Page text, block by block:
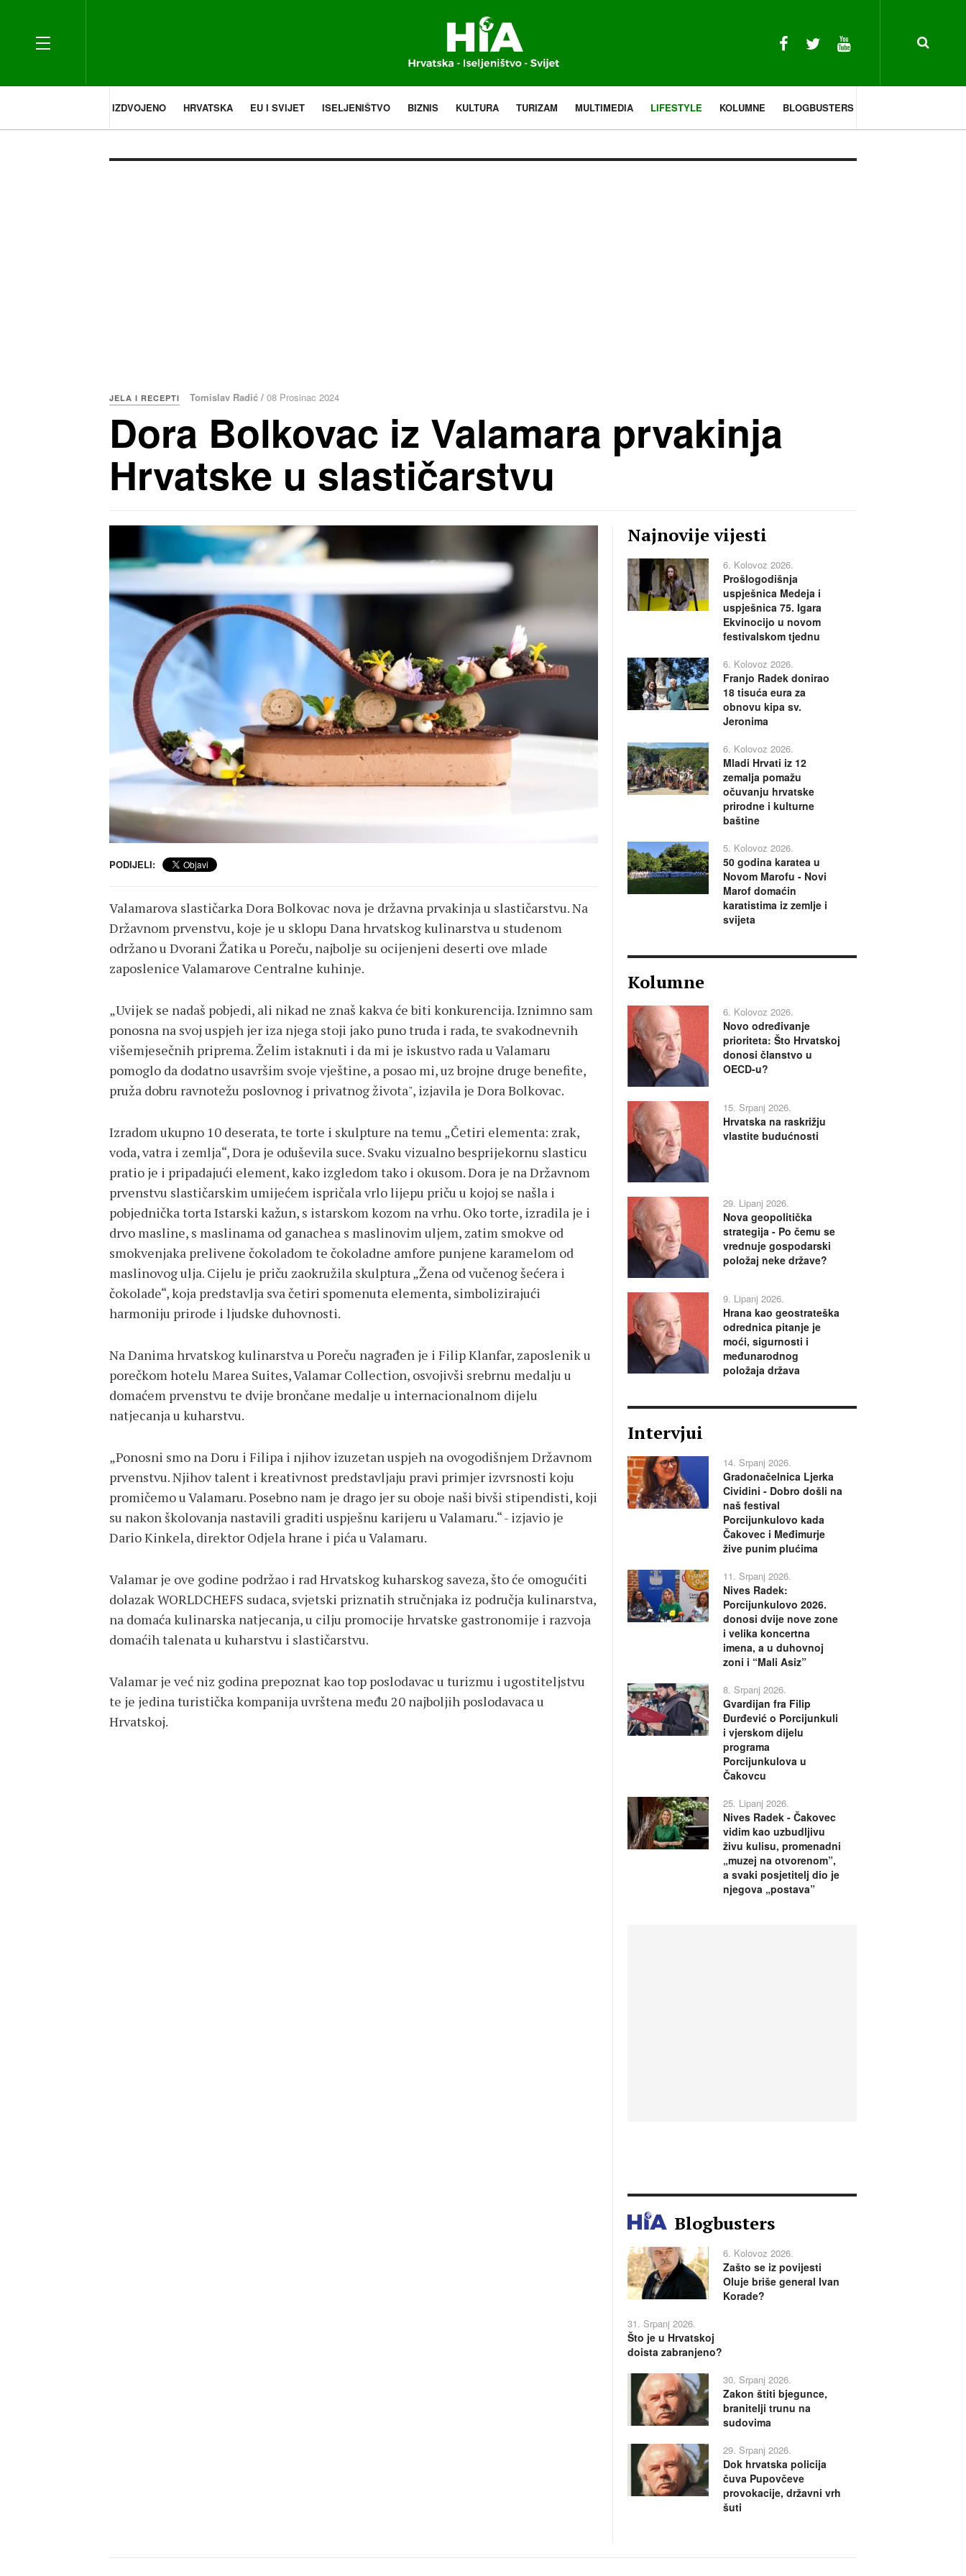
IZDVOJENO HRVATSKA EU I SVIJET ISELJENIŠTVO BIZNIS KULTURA TURIZAM MULTIMEDIA LIFESTYLE KOLUMNE BLOGBUSTERS
JELA I RECEPTI Tomislav Radić / 08 Prosinac 2024
Dora Bolkovac iz Valamara prvakinja
Hrvatske u slastičarstvu
PODIJELI:
Valamarova slastičarka Dora Bolkovac nova je državna prvakinja u slastičarstvu. Na
Državnom prvenstvu, koje je u sklopu Dana hrvatskog kulinarstva u studenom
održano u Dvorani Žatika u Poreču, najbolje su ocijenjeni deserti ove mlade
zaposlenice Valamarove Centralne kuhinje.
„Uvijek se nadaš pobjedi, ali nikad ne znaš kakva će biti konkurencija. Iznimno sam
ponosna na svoj uspjeh jer iza njega stoji jako puno truda i rada, te svakodnevnih
višemjesečnih priprema. Želim istaknuti i da mi je iskustvo rada u Valamaru
pomoglo da dodatno usavršim svoje vještine, a posao mi, uz brojne druge benefite,
pruža dobru ravnotežu poslovnog i privatnog života", izjavila je Dora Bolkovac.
Izradom ukupno 10 deserata, te torte i skulpture na temu „Četiri elementa: zrak,
voda, vatra i zemlja“, Dora je oduševila suce. Svaku vizualno besprijekornu slasticu
pratio je i pripadajući element, kako izgledom tako i okusom. Dora je na Državnom
prvenstvu slastičarskim umijećem ispričala vrlo lijepu priču u kojoj se našla i
pobjednička torta Istarski kažun, s istarskom kozom na vrhu. Oko torte, izradila je i
drvo masline, s maslinama od ganachea s maslinovim uljem, zatim smokve od
smokvenjaka prelivene čokoladom te čokoladne amfore punjene karamelom od
maslinovog ulja. Cijelu je priču zaokružila skulptura „Žena od vučenog šećera i
čokolade“, koja predstavlja sva četiri spomenuta elementa, simbolizirajući
harmoniju prirode i ljudske duhovnosti.
Na Danima hrvatskog kulinarstva u Poreču nagrađen je i Filip Klanfar, zaposlenik u
porečkom hotelu Marea Suites, Valamar Collection, osvojivši srebrnu medalju u
domaćem prvenstvu te dvije brončane medalje u internacionalnom dijelu
natjecanja u kuharstvu.
„Ponosni smo na Doru i Filipa i njihov izuzetan uspjeh na ovogodišnjem Državnom
prvenstvu. Njihov talent i kreativnost predstavljaju pravi primjer izvrsnosti koju
promičemo u Valamaru. Posebno nam je drago jer su oboje naši bivši stipendisti, koji
su nakon školovanja nastavili graditi uspješnu karijeru u Valamaru.“ - izjavio je
Dario Kinkela, direktor Odjela hrane i pića u Valamaru.
Valamar je ove godine podržao i rad Hrvatskog kuharskog saveza, što će omogućiti
dolazak WORLDCHEFS sudaca, svjetski priznatih stručnjaka iz područja kulinarstva,
na domaća kulinarska natjecanja, u cilju promocije hrvatske gastronomije i razvoja
domaćih talenata u kuharstvu i slastičarstvu.
Valamar je već niz godina prepoznat kao top poslodavac u turizmu i ugostiteljstvu
te je jedina turistička kompanija uvrštena među 20 najboljih poslodavaca u
Hrvatskoj.
Najnovije vijesti
6. Kolovoz 2026.
Prošlogodišnja
uspješnica Medeja i
uspješnica 75. Igara
Ekvinocijo u novom
festivalskom tjednu
6. Kolovoz 2026.
Franjo Radek donirao
18 tisuća eura za
obnovu kipa sv.
Jeronima
6. Kolovoz 2026.
Mladi Hrvati iz 12
zemalja pomažu
očuvanju hrvatske
prirodne i kulturne
baštine
5. Kolovoz 2026.
50 godina karatea u
Novom Marofu - Novi
Marof domaćin
karatistima iz zemlje i
svijeta
Kolumne
6. Kolovoz 2026.
Novo određivanje
prioriteta: Što Hrvatskoj
donosi članstvo u
OECD-u?
15. Srpanj 2026.
Hrvatska na raskrižju
vlastite budućnosti
29. Lipanj 2026.
Nova geopolitička
strategija - Po čemu se
vrednuje gospodarski
položaj neke države?
9. Lipanj 2026.
Hrana kao geostrateška
odrednica pitanje je
moći, sigurnosti i
međunarodnog
položaja država
Intervjui
14. Srpanj 2026.
Gradonačelnica Ljerka
Cividini - Dobro došli na
naš festival
Porcijunkulovo kada
Čakovec i Međimurje
žive punim plućima
11. Srpanj 2026.
Nives Radek:
Porcijunkulovo 2026.
donosi dvije nove zone
i velika koncertna
imena, a u duhovnoj
zoni i “Mali Asiz”
8. Srpanj 2026.
Gvardijan fra Filip
Đurđević o Porcijunkuli
i vjerskom dijelu
programa
Porcijunkulova u
Čakovcu
25. Lipanj 2026.
Nives Radek - Čakovec
vidim kao uzbudljivu
živu kulisu, promenadni
„muzej na otvorenom”,
a svaki posjetitelj dio je
njegova „postava”
Blogbusters
6. Kolovoz 2026.
Zašto se iz povijesti
Oluje briše general Ivan
Korade?
31. Srpanj 2026.
Što je u Hrvatskoj
doista zabranjeno?
30. Srpanj 2026.
Zakon štiti bjegunce,
branitelji trunu na
sudovima
29. Srpanj 2026.
Dok hrvatska policija
čuva Pupovčeve
provokacije, državni vrh
šuti